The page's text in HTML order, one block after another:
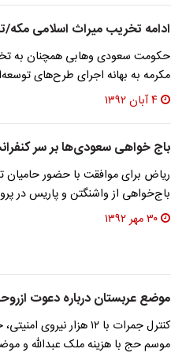
ادامه تخریب میراث اسلامی مکه/
حکومت سعودی وهابی همچنان به
مکرمه به بهانه اجرای طرح‌های
۴ آبان ۱۳۹۲
باج خواهی سعودی‌ها بر سر
باج‌خواهی از واشنگتن و پاریس در
۳۰ مهر ۱۳۹۲
موضع عربستان درباره دعوت
موسم حج با هزینه ملک عبدالله و